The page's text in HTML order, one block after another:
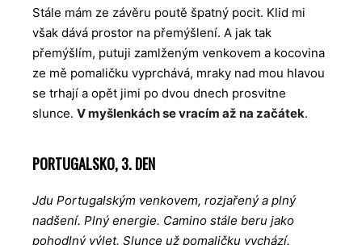
Stále mám ze závěru poutě špatný pocit. Klid mi
však dává prostor na přemýšlení. A jak tak
přemýšlím, putuji zamlženým venkovem a kocovina
ze mě pomaličku vyprchává, mraky nad mou hlavou
se trhají a opět jimi po dvou dnech prosvitne
slunce. V myšlenkách se vracím až na začátek.
PORTUGALSKO, 3. DEN
Jdu Portugalským venkovem, rozjařený a plný
nadšení. Plný energie. Camino stále beru jako
pohodlný výlet. Slunce už pomaličku vychází.